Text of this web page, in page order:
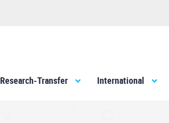
Research-Transfer International